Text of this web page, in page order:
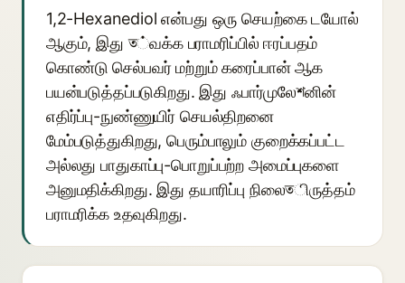
1,2-Hexanediol என்பது ஒரு செயற்கை டயோல்
ஆகும், இது ত்வக்க பராமரிப்பில் ஈரப்பதம்
கொண்டு செல்பவர் மற்றும் கரைப்பான் ஆக
பயன்படுத்தப்படுகிறது. இது ஃபார்முலேশனின்
எதிர்ப்பு-நுண்ணுயிர் செயல்திறனை
மேம்படுத்துகிறது, பெரும்பாலும் குறைக்கப்பட்ட
அல்லது பாதுகாப்பு-பொறுப்பற்ற அமைப்புகளை
அனுமதிக்கிறது. இது தயாரிப்பு நிலைতிருத்தம்
பராமரிக்க உதவுகிறது.